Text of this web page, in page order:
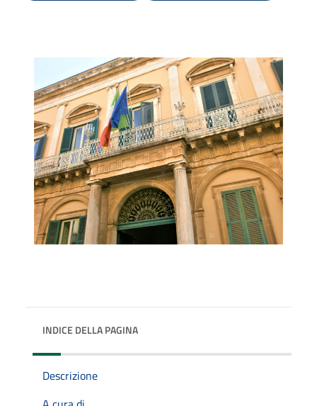
INDICE DELLA PAGINA
Descrizione